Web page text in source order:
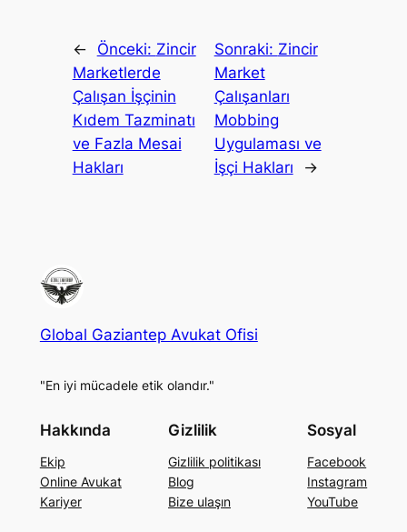
← Önceki: Zincir
Marketlerde
Çalışan İşçinin
Kıdem Tazminatı
ve Fazla Mesai
Hakları
Sonraki: Zincir
Market
Çalışanları
Mobbing
Uygulaması ve
İşçi Hakları
→
Global Gaziantep Avukat Ofisi
"En iyi mücadele etik olandır."
Hakkında
Ekip
Online Avukat
Kariyer
Gizlilik
Gizlilik politikası
Blog
Bize ulaşın
Sosyal
Facebook
Instagram
YouTube